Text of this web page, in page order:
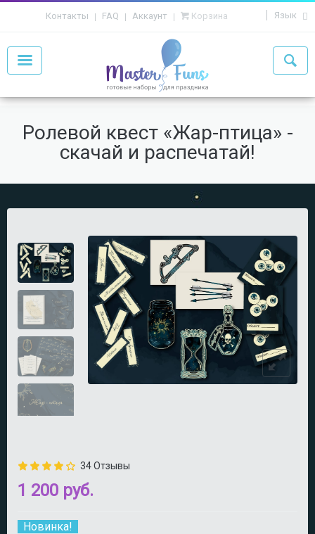
Контакты FAQ Аккаунт Корзина Язык
Ролевой квест «Жар-птица» -
скачай и распечатай!
34 Отзывы
1 200 руб.
Новинка!